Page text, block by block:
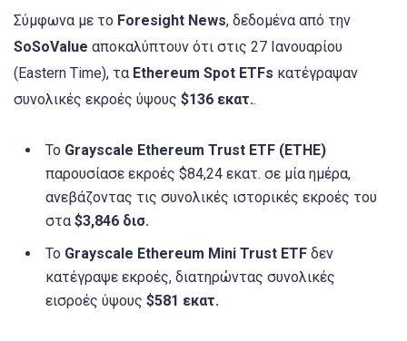
Σύμφωνα με το Foresight News, δεδομένα από την
SoSoValue αποκαλύπτουν ότι στις 27 Ιανουαρίου
(Eastern Time), τα Ethereum Spot ETFs κατέγραψαν
συνολικές εκροές ύψους $136 εκατ..
Το Grayscale Ethereum Trust ETF (ETHE)
παρουσίασε εκροές $84,24 εκατ. σε μία ημέρα,
ανεβάζοντας τις συνολικές ιστορικές εκροές του
στα $3,846 δισ.
Το Grayscale Ethereum Mini Trust ETF δεν
κατέγραψε εκροές, διατηρώντας συνολικές
εισροές ύψους $581 εκατ.